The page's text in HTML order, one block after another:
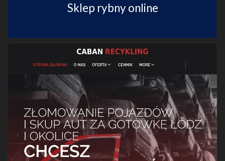
Sklep rybny online